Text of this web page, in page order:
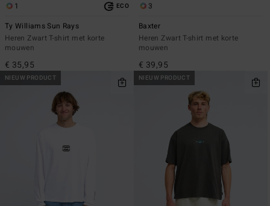
1 ECO
Ty Williams Sun Rays
Heren Zwart T-shirt met korte
mouwen
€ 35,95
3
Baxter
Heren Zwart T-shirt met korte
mouwen
€ 39,95
NIEUW PRODUCT NIEUW PRODUCT